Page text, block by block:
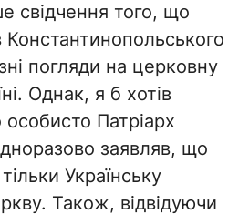
свідчення того, що
Константинопольського
погляди на церковну
Однак, я б хотів
Патріарх
заявляв, що
Українську
Також, відвідуючи